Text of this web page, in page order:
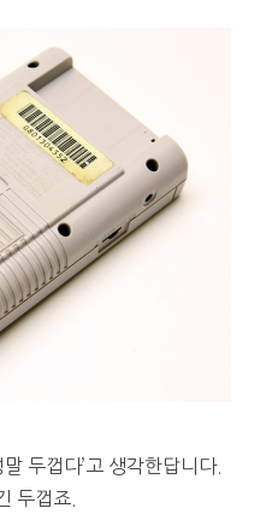
두껍다’고 생각한답니다.
두껍죠.